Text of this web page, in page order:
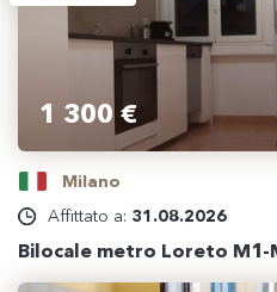
1 300 €
Milano
Affittato a: 31.08.2026
Bilocale metro Loreto M1-